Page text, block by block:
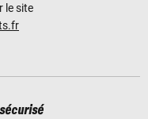
le site